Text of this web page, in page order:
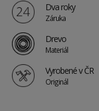
Dva roky
Záruka
Drevo
Materiál
Vyrobené v ČR
Originál